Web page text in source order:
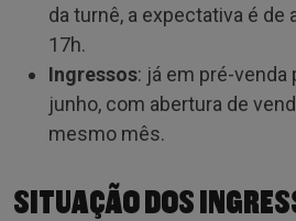
da turnê, a expectativa é de
17h.
Ingressos: já em pré-venda
junho, com abertura de
mesmo mês.
SITUAÇÃO DOS